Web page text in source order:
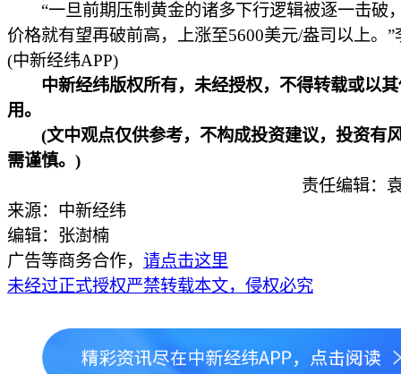
“一旦前期压制黄金的诸多下行逻辑被逐一击破
价格就有望再破前高，上涨至5600美元/盎司以上。”
(中新经纬APP)
中新经纬版权所有，未经授权，不得转载或以
用。
(文中观点仅供参考，不构成投资建议，投资有
需谨慎。)
责任编辑：
来源：中新经纬
编辑：张澍楠
广告等商务合作， 请点击这里
未经过正式授权严禁转载本文，侵权必究